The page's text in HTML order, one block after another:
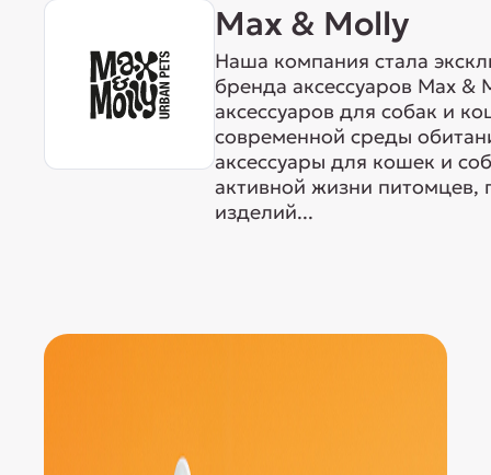
Max & Molly
Наша компания стала
бренда аксессуаров Max
аксессуаров для собак и
современной среды
аксессуары для кошек и
активной жизни питомцев,
изделий...